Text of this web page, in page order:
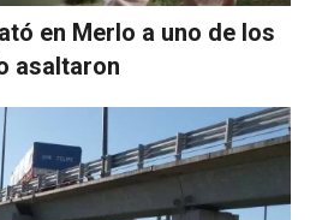
en Merlo a uno de los
asaltaron